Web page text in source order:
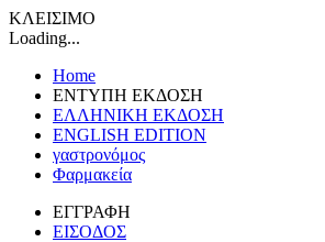
ΚΛΕΙΣΙΜΟ
Loading...
Home
ΕΝΤΥΠΗ ΕΚΔΟΣΗ
ΕΛΛΗΝΙΚΗ ΕΚΔΟΣΗ
ENGLISH EDITION
γαστρονόμος
Φαρμακεία
ΕΓΓΡΑΦΗ
ΕΙΣΟΔΟΣ